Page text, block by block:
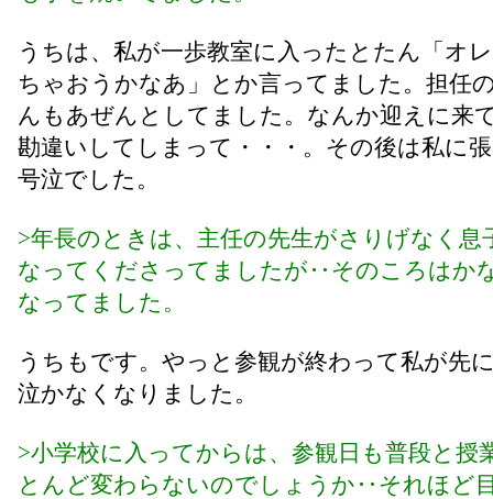
うちは、私が一歩教室に入ったとたん「オ
ちゃおうかなあ」とか言ってました。担任
んもあぜんとしてました。なんか迎えに来
勘違いしてしまって・・・。その後は私に
号泣でした。
>年長のときは、主任の先生がさりげなく息
なってくださってましたが‥そのころはか
なってました。
うちもです。やっと参観が終わって私が先
泣かなくなりました。
>小学校に入ってからは、参観日も普段と授
とんど変わらないのでしょうか‥それほど